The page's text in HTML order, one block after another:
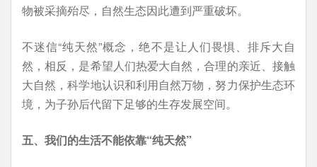
物被采摘殆尽，自然生态因此遭到严重破坏。
不迷信“纯天然”概念，绝不是让人们畏惧、排斥大自
然，相反，是希望人们热爱大自然，合理的亲近、接触
大自然，科学地认识和利用自然万物，努力保护生态环
境，为子孙后代留下足够的生存发展空间。
五、我们的生活不能依靠“纯天然”